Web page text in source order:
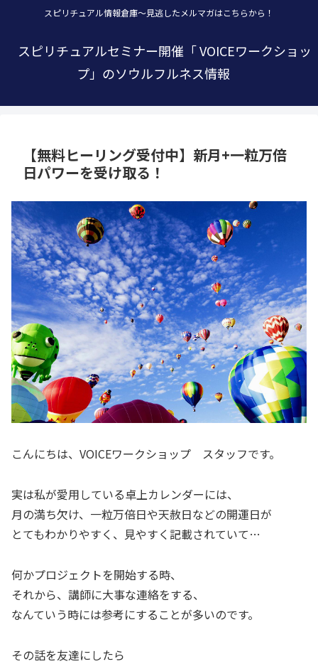
スピリチュアル情報倉庫～見逃したメルマガはこちらから！
スピリチュアルセミナー開催「 VOICEワークショッ
プ」のソウルフルネス情報
【無料ヒーリング受付中】新月+一粒万倍
日パワーを受け取る！
こんにちは、VOICEワークショップ スタッフです。
実は私が愛用している卓上カレンダーには、
月の満ち欠け、一粒万倍日や天赦日などの開運日が
とてもわかりやすく、見やすく記載されていて…
何かプロジェクトを開始する時、
それから、講師に大事な連絡をする、
なんていう時には参考にすることが多いのです。
その話を友達にしたら